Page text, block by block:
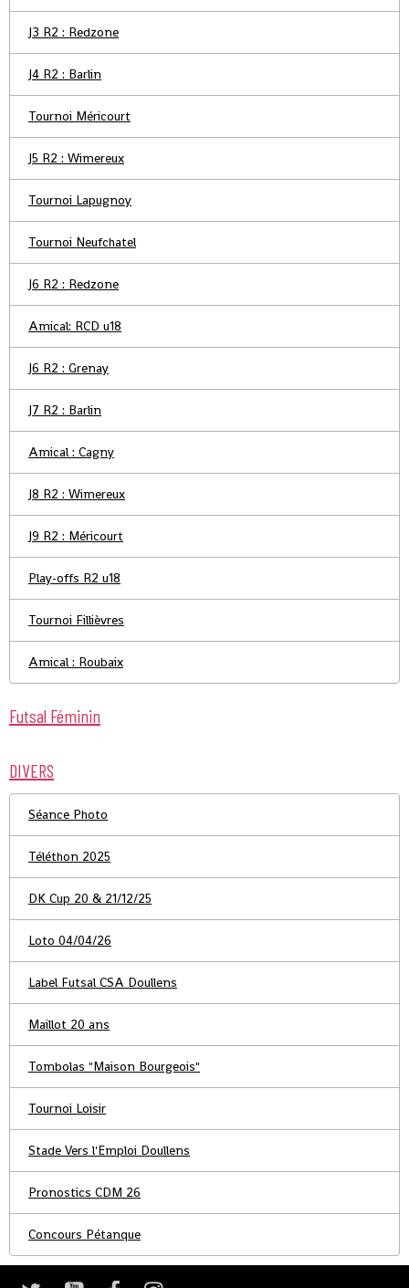
J3 R2 : Redzone
J4 R2 : Barlin
Tournoi Méricourt
J5 R2 : Wimereux
Tournoi Lapugnoy
Tournoi Neufchatel
J6 R2 : Redzone
Amical: RCD u18
J6 R2 : Grenay
J7 R2 : Barlin
Amical : Cagny
J8 R2 : Wimereux
J9 R2 : Méricourt
Play-offs R2 u18
Tournoi Fillièvres
Amical : Roubaix
Futsal Féminin
DIVERS
Séance Photo
Téléthon 2025
DK Cup 20 & 21/12/25
Loto 04/04/26
Label Futsal CSA Doullens
Maillot 20 ans
Tombolas "Maison Bourgeois"
Tournoi Loisir
Stade Vers l'Emploi Doullens
Pronostics CDM 26
Concours Pétanque